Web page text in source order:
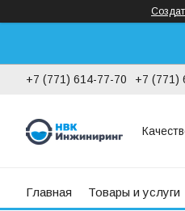
+7 (771) 614-77-70 +7 (771)
Главная Товары и услуги